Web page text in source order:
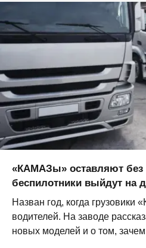
«КАМАЗы» оставляют без
беспилотники выйдут на
Назван год, когда грузовики
водителей. На заводе
новых моделей и о том,